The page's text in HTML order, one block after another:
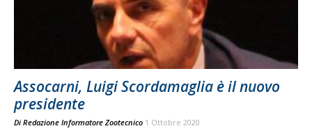
Assocarni, Luigi Scordamaglia è il nuovo
presidente
Di Redazione Informatore Zootecnico 1 Ottobre 2020